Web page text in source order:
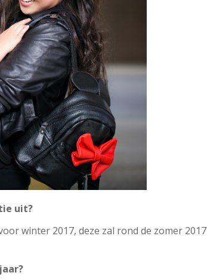
uit?
winter 2017, deze zal rond de zomer